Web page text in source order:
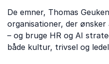
De emner, Thomas
organisationer, der
– og bruge HR og AI
både kultur, trivsel og